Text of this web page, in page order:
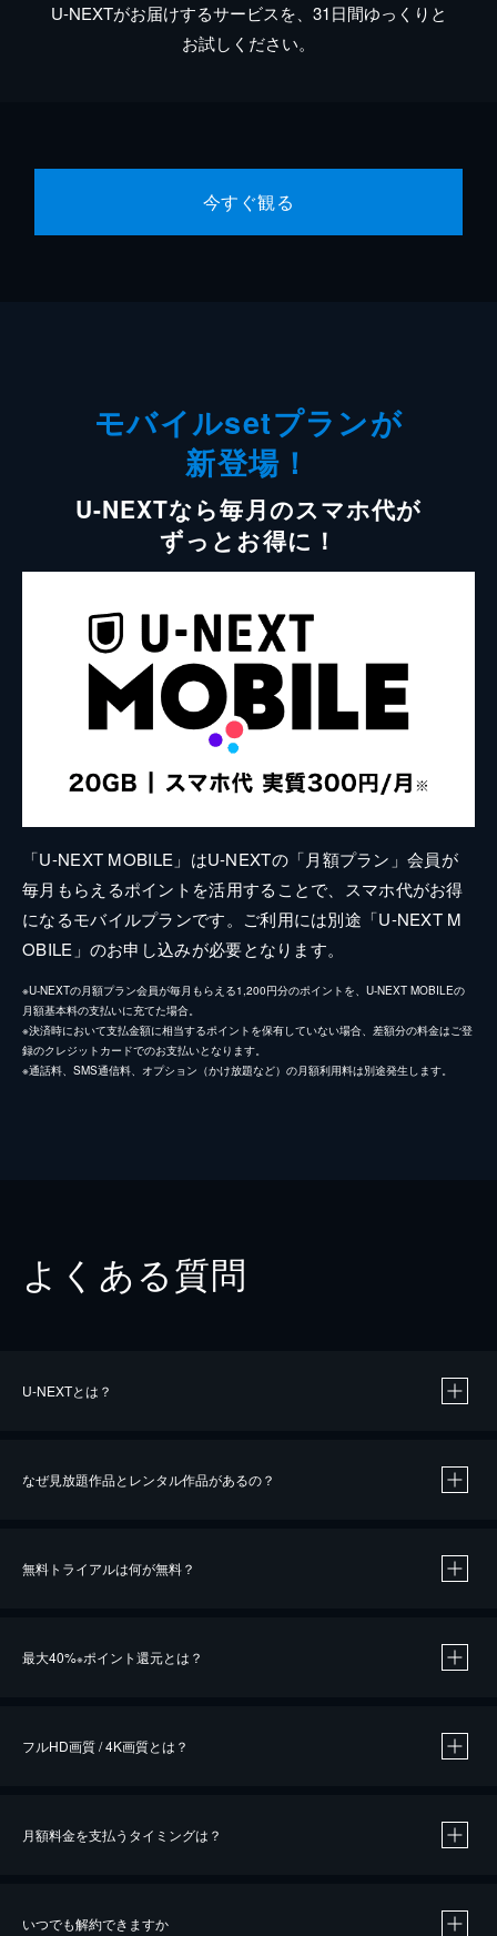
U-NEXTがお届けするサービスを、31日間ゆっくりと
お試しください。
今すぐ観る
モバイルsetプランが
新登場！
U-NEXTなら毎月のスマホ代が
ずっとお得に！
「U-NEXT MOBILE」はU-NEXTの「月額プラン」会員が
毎月もらえるポイントを活用することで、スマホ代がお得
になるモバイルプランです。ご利用には別途「U-NEXT M
OBILE」のお申し込みが必要となります。
※U-NEXTの月額プラン会員が毎月もらえる1,200円分のポイントを、U-NEXT MOBILEの
月額基本料の支払いに充てた場合。
※決済時において支払金額に相当するポイントを保有していない場合、差額分の料金はご登
録のクレジットカードでのお支払いとなります。
※通話料、SMS通信料、オプション（かけ放題など）の月額利用料は別途発生します。
よくある質問
U-NEXTとは？
なぜ見放題作品とレンタル作品があるの？
無料トライアルは何が無料？
最大40%※ポイント還元とは？
※40％ポイント還元の対象は、クレジットカード決済による作品の購入 / レンタルです。
iOSアプリのUコイン決済による作品の購入 / レンタルは、20％のポイント還元です。
フルHD画質 / 4K画質とは？
月額料金を支払うタイミングは？
いつでも解約できますか